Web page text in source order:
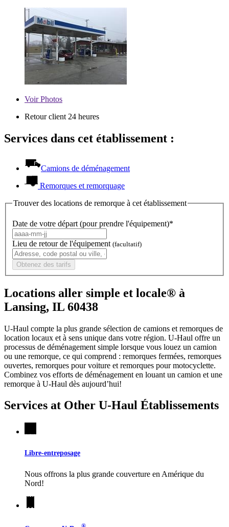
VoirPhotos
Retour client 24 heures
Services dans cet établissement :
Camions de déménagement
Remorques et remorquage
Trouver des locations de remorque à cet établissement
Date de votre départ (pour prendre l'équipement)*
Lieu de retour de l'équipement (facultatif)
Obtenez des tarifs
Locations aller simple et locale® à
Lansing, IL 60438
U-Haul compte la plus grande sélection de camions et remorques de
location locaux et à sens unique dans votre région. U-Haul offre un
processus de déménagement simple lorsque vous louez un camion
ou une remorque, ce qui comprend : remorques fermées, remorques
ouvertes, remorques pour voiture et remorques pour motocyclette.
Combinez vos efforts de déménagement en louant un camion et une
remorque à U-Haul dès aujourd’hui!
Services at Other U-Haul Établissements
Libre-entreposage
Nous offrons la plus grande couverture en Amérique du
Nord!